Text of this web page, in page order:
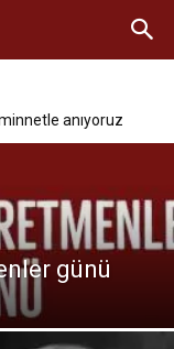
anıyoruz
günü